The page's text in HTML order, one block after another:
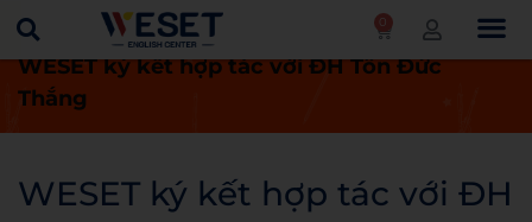
0
Trang chủ Tin tức
Hợp tác ký kết
WESET ký kết hợp tác với ĐH Tôn Đức
Thắng
WESET ký kết hợp tác với ĐH